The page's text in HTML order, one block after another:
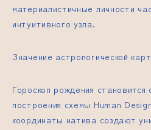
материалистичные личности
интуитивного узла.
Значение астрологической
Гороскоп рождения
построения схемы Human
координаты натива создают